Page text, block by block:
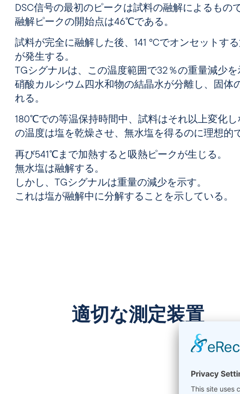
DSC信号の最初のピークは試料の融解によるもの
融解ピークの開始点は46℃である。
試料が完全に融解した後、141 °Cでオンセットす
が発生する。
TGシグナルは、この温度範囲で32％の重量減少を
硝酸カルシウム四水和物の結晶水が分離し、固体
れる。
180℃での等温保持時間中、試料はそれ以上変化し
の温度は塩を乾燥させ、無水塩を得るのに理想的
再び541℃まで加熱すると吸熱ピークが生じる。
無水塩は融解する。
しかし、TGシグナルは重量の減少を示す。
これは塩が融解中に分解することを示している。
適切な測定装置